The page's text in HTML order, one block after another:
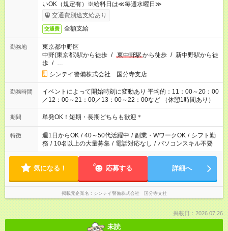
いOK（規定有）※給料日は≪毎週水曜日≫
交通費別途支給あり
交通費 全額支給
勤務地
東京都中野区
中野(東京都)駅から徒歩 / 東中野駅から徒歩 / 新中野駅から徒
歩 / …
シンテイ警備株式会社 国分寺支店
勤務時間
イベントによって開始時刻に変動あり 平均的：11：00～20：00
／12：00～21：00／13：00～22：00など （休憩1時間あり）
期間 単発OK！短期・長期どちらも歓迎＊
特徴 週1日からOK / 40～50代活躍中 / 副業・WワークOK / シフト勤
務 / 10名以上の大量募集 / 電話対応なし / パソコンスキル不要
気になる！ 応募する 詳細へ
掲載元企業名 シンテイ警備株式会社 国分寺支社
掲載日：2026.07.26
未読